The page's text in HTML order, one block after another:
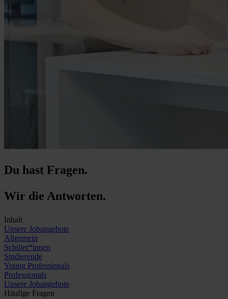
Du hast Fragen.
Wir die Antworten.
Inhalt
Unsere Jobangebote
Allgemein
Schüler*innen
Studierende
Young Professionals
Professionals
Unsere Jobangebote
Häufige Fragen